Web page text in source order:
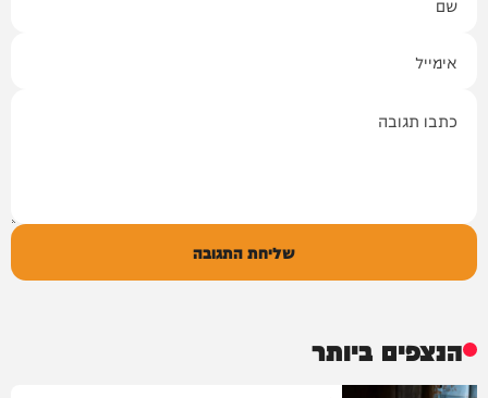
שליחת התגובה
הנצפים ביותר